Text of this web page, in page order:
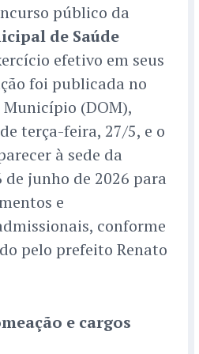
público da
de Saúde
efetivo em seus
foi publicada no
(DOM),
terça-feira, 27/5, e o
à sede da
junho de 2026 para
e
conforme
pelo prefeito Renato
e cargos